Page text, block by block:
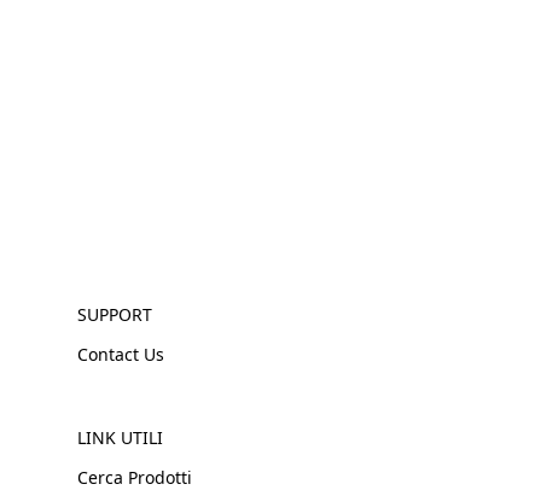
SUPPORT
Contact Us
LINK UTILI
Cerca Prodotti